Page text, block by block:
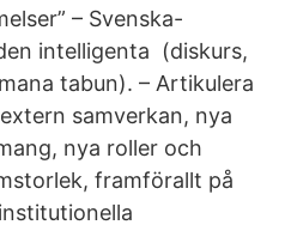
– Svenska-
intelligenta (diskurs,
tabun). – Artikulera
samverkan, nya
nya roller och
framförallt på